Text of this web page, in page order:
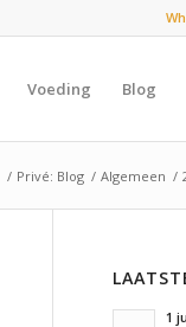
Voeding Blog
/ Privé: Blog / Algemeen /
1